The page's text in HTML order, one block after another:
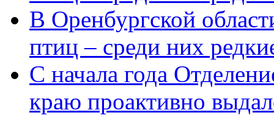
В Оренбургской
птиц – среди них
С начала года
краю проактивно